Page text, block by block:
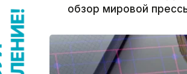
обзор мировой